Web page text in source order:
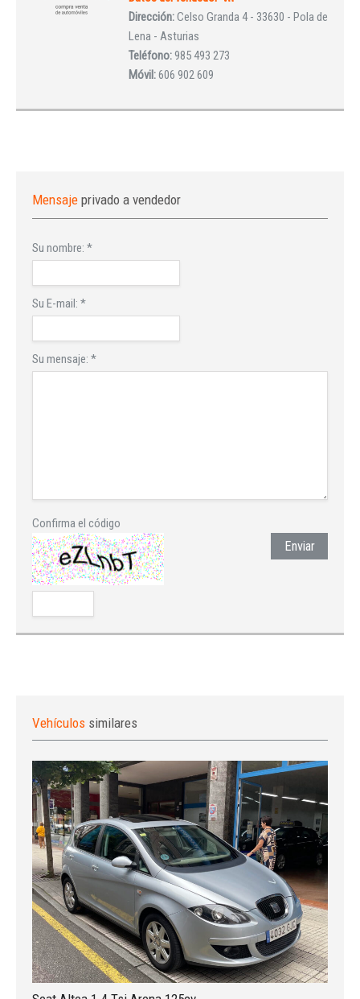
Dirección:Celso Granda 4 - 33630 - Pola de
Lena - Asturias
Teléfono:985 493 273
Móvil:606 902 609
Mensaje privado a vendedor
Su nombre: *
Su E-mail: *
Su mensaje: *
Confirma el código
Enviar
Vehículos similares